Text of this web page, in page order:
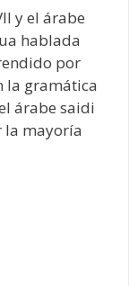
y el árabe
hablada
por
la gramática
árabe saidi
mayoría